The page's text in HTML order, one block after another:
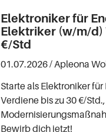
Elektroniker für
Elektriker (w/m/d)
€/Std
01.07.2026 /Apleona
Starte als Elektroniker
Verdiene bis zu 30 €/
Bewirb dich jetzt!